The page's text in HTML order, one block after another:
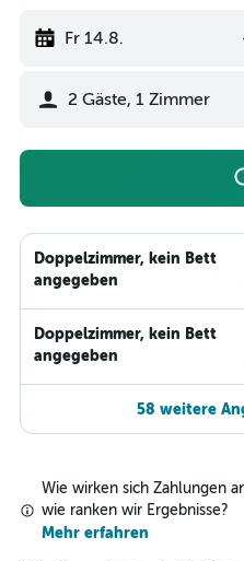
Fr 14.8.
2 Gäste, 1 Zimmer
Doppelzimmer, kein Bett
angegeben
Doppelzimmer, kein Bett
angegeben
58 weitere
Wie wirken sich Zahlungen
wie ranken wir Ergebnisse?
Mehr erfahren